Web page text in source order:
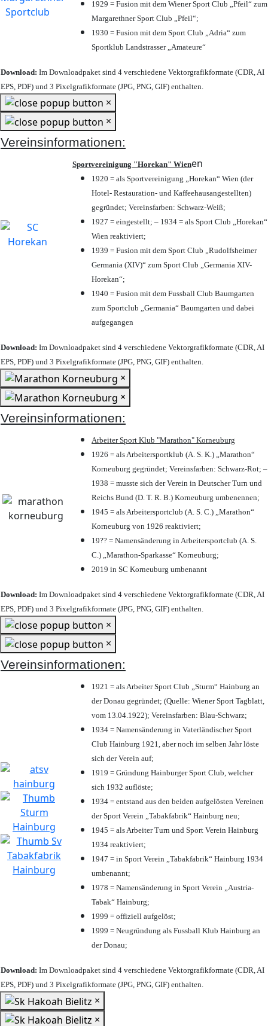
1929 = Fusion mit dem Wiener Sport Club „Pfeil“ zum
Margarethner Sport Club „Pfeil“;
1930 = Fusion mit dem Sport Club „Adria“ zum
Sportklub Landstrasser „Amateure“
Download: Im Downloadpaket sind 4 verschiedene Vektorgrafikformate (CDR, AI
EPS, PDF) und 3 Pixelgrafikformate (JPG, PNG, GIF) enthalten.
×
×
Vereinsinformationen:
Sportvereinigung "Horekan" Wienen
1920 = als Sportvereinigung „Horekan“ Wien (der
Hotel- Restauration- und Kaffeehausangestellten)
gegründet; Vereinsfarben: Schwarz-Weiß;
1927 = eingestellt; – 1934 = als Sport Club „Horekan“
Wien reaktiviert;
1939 = Fusion mit dem Sport Club „Rudolfsheimer
Germania (XIV)“ zum Sport Club „Germania XIV-
Horekan“;
1940 = Fusion mit dem Fussball Club Baumgarten
zum Sportclub „Germania“ Baumgarten und dabei
aufgegangen
Download: Im Downloadpaket sind 4 verschiedene Vektorgrafikformate (CDR, AI
EPS, PDF) und 3 Pixelgrafikformate (JPG, PNG, GIF) enthalten.
×
×
Vereinsinformationen:
Arbeiter Sport Klub "Marathon" Korneuburg
1926 = als Arbeitersportklub (A. S. K.) „Marathon“
Korneuburg gegründet; Vereinsfarben: Schwarz-Rot; –
1938 = musste sich der Verein in Deutscher Turn und
Reichs Bund (D. T. R. B.) Korneuburg umbenennen;
1945 = als Arbeitersportclub (A. S. C.) „Marathon“
Korneuburg von 1926 reaktiviert;
19?? = Namensänderung in Arbeitersportclub (A. S.
C.) „Marathon-Sparkasse“ Korneuburg;
2019 in SC Korneuburg umbenannt
Download: Im Downloadpaket sind 4 verschiedene Vektorgrafikformate (CDR, AI
EPS, PDF) und 3 Pixelgrafikformate (JPG, PNG, GIF) enthalten.
×
×
Vereinsinformationen:
1921 = als Arbeiter Sport Club „Sturm“ Hainburg an
der Donau gegründet; (Quelle: Wiener Sport Tagblatt,
vom 13.04.1922); Vereinsfarben: Blau-Schwarz;
1934 = Namensänderung in Vaterländischer Sport
Club Hainburg 1921, aber noch im selben Jahr löste
sich der Verein auf;
1919 = Gründung Hainburger Sport Club, welcher
sich 1932 auflöste;
1934 = entstand aus den beiden aufgelösten Vereinen
der Sport Verein „Tabakfabrik“ Hainburg neu;
1945 = als Arbeiter Turn und Sport Verein Hainburg
1934 reaktiviert;
1947 = in Sport Verein „Tabakfabrik“ Hainburg 1934
umbenannt;
1978 = Namensänderung in Sport Verein „Austria-
Tabak“ Hainburg;
1999 = offiziell aufgelöst;
1999 = Neugründung als Fussball Klub Hainburg an
der Donau;
Download: Im Downloadpaket sind 4 verschiedene Vektorgrafikformate (CDR, AI
EPS, PDF) und 3 Pixelgrafikformate (JPG, PNG, GIF) enthalten.
×
×